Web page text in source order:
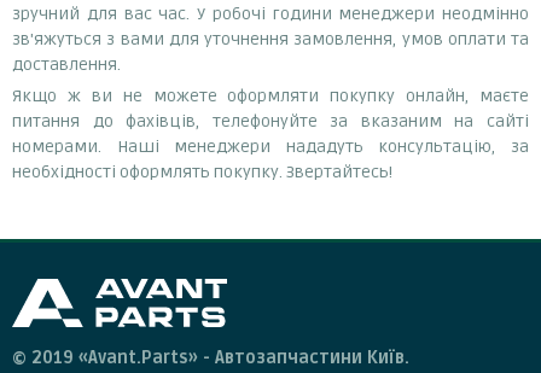
зручний для вас час. У робочі години менеджери неодмінно
зв'яжуться з вами для уточнення замовлення, умов оплати та
доставлення.
Якщо ж ви не можете оформляти покупку онлайн, маєте
питання до фахівців, телефонуйте за вказаним на сайті
номерами. Наші менеджери нададуть консультацію, за
необхідності оформлять покупку. Звертайтесь!
© 2019 «Avant.Parts» - Автозапчастини Київ.